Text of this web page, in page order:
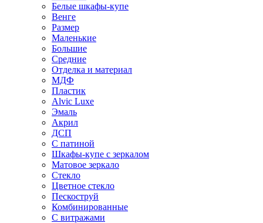
Белые шкафы-купе
Венге
Размер
Маленькие
Большие
Средние
Отделка и материал
МДФ
Пластик
Alvic Luxe
Эмаль
Акрил
ДСП
С патиной
Шкафы-купе с зеркалом
Матовое зеркало
Стекло
Цветное стекло
Пескоструй
Комбинированные
С витражами